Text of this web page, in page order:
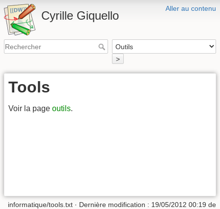
Aller au contenu
Cyrille Giquello
>
Tools
Voir la page outils.
informatique/tools.txt · Dernière modification : 19/05/2012 00:19 de